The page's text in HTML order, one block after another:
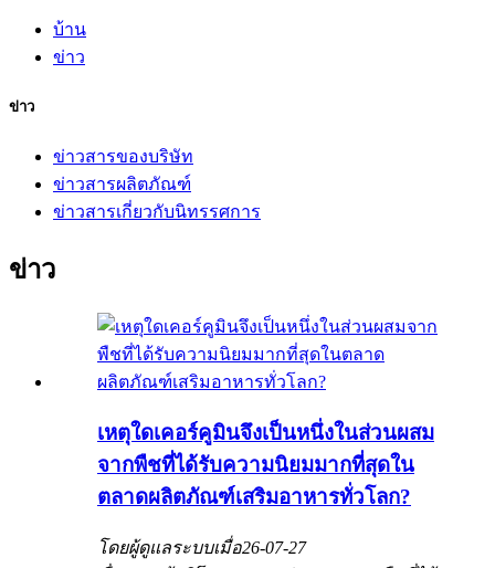
บ้าน
ข่าว
ข่าว
ข่าวสารของบริษัท
ข่าวสารผลิตภัณฑ์
ข่าวสารเกี่ยวกับนิทรรศการ
ข่าว
เหตุใดเคอร์คูมินจึงเป็นหนึ่งในส่วนผสม
จากพืชที่ได้รับความนิยมมากที่สุดใน
ตลาดผลิตภัณฑ์เสริมอาหารทั่วโลก?
โดยผู้ดูแลระบบเมื่อ26-07-27